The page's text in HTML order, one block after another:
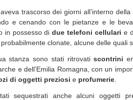
aveva trascorso dei giorni all’interno
e cenando con le pietanze e le
in possesso didue telefoni cellulari e
probabilmente clonate, alcune delle quali
stanza sono stati ritrovatiscontrini
e dell’Emilia Romagna, con un
di oggetti preziosi e profumerie
sequestrati anche alcuni oggetti